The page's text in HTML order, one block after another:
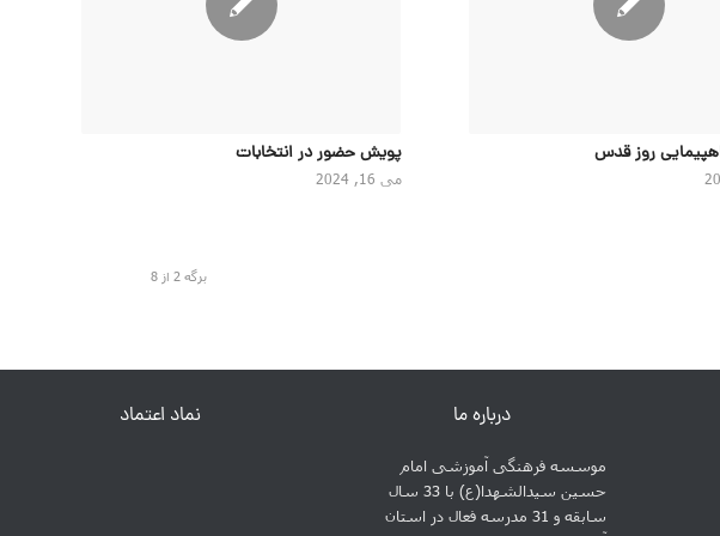
روز قدس پویش حضور در انتخابات
می 16, 2024
برگه 2 از 8
درباره ما
موسسه فرهنگی آموزشی امام
حسین سیدالشهدا(ع) با 33 سال
سابقه و 31 مدرسه فعال در استان
نماد اعتماد